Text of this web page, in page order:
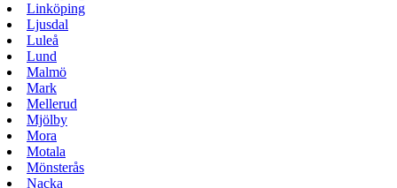
Linköping
Ljusdal
Luleå
Lund
Malmö
Mark
Mellerud
Mjölby
Mora
Motala
Mönsterås
Nacka